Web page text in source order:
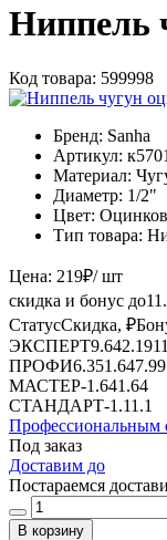
Ниппель
Код товара: 599998
Бренд: Sanha
Артикул: к5701
Материал:
Диаметр: 1/2"
Цвет:
Тип товара:
Цена: 219₽/ шт
скидка и бонус до
СтатусСкидка, ₽
ЭКСПЕРТ9.642.19
ПРОФИ6.351.647.99
МАСТЕР-1.641.64
СТАНДАРТ-1.11.1
Профессиональным
Под заказ
Доставим до
Постараемся
В корзину